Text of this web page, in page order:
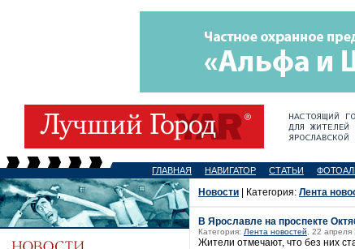
ГЛАВНАЯ НАВИГАТОР СТАТЬИ
Новости | Категория: Лента
В Ярославле на проспекте
Категория: Лента новостей , 22
Жители отмечают, что без них